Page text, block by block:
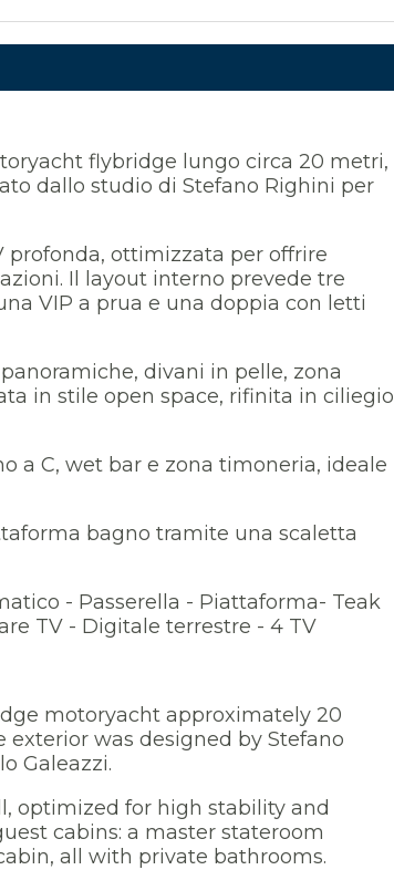
flybridge lungo circa 20 metri,
dallo studio di Stefano Righini per
profonda, ottimizzata per offrire
Il layout interno prevede tre
VIP a prua e una doppia con letti
divani in pelle, zona
in stile open space, rifinita in ciliegio
a C, wet bar e zona timoneria, ideale
bagno tramite una scaletta
- Passerella - Piattaforma- Teak
TV - Digitale terrestre - 4 TV
motoryacht approximately 20
was designed by Stefano
Galeazzi.
optimized for high stability and
cabins: a master stateroom
all with private bathrooms.